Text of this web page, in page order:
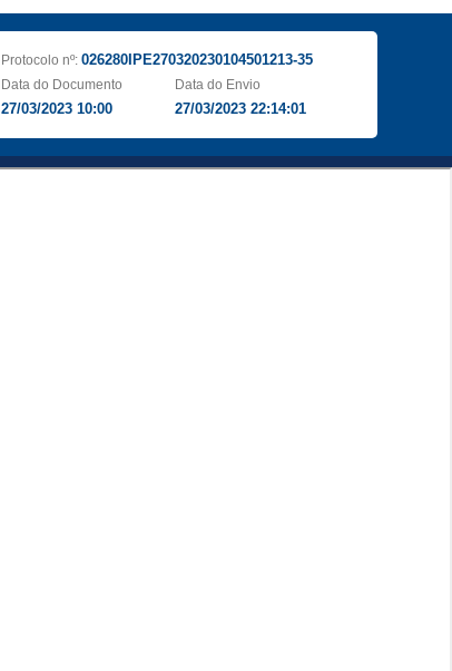
Protocolo nº: 026280IPE270320230104501213-35
Data do Documento
27/03/2023 10:00
Data do Envio
27/03/2023 22:14:01